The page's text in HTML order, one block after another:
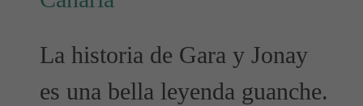
La historia de Gara y Jonay
es una bella leyenda guanche.